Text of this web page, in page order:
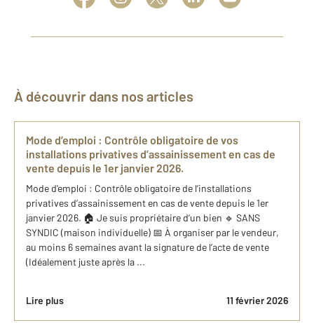
À découvrir dans nos articles
Mode d’emploi : Contrôle obligatoire de vos
installations privatives d’assainissement en cas de
vente depuis le 1er janvier 2026.
Mode d'emploi : Contrôle obligatoire de l’installations
privatives d’assainissement en cas de vente depuis le 1er
janvier 2026. 🏠 Je suis propriétaire d’un bien 🔹 SANS
SYNDIC (maison individuelle) 📅 À organiser par le vendeur,
au moins 6 semaines avant la signature de l’acte de vente
(Idéalement juste après la ...
Lire plus 11 février 2026